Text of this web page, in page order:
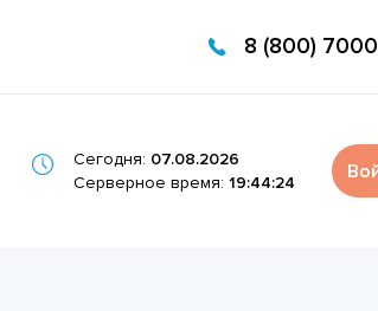
8 (800)
Сегодня: 07.08.2026
Серверное время: 19:44:24